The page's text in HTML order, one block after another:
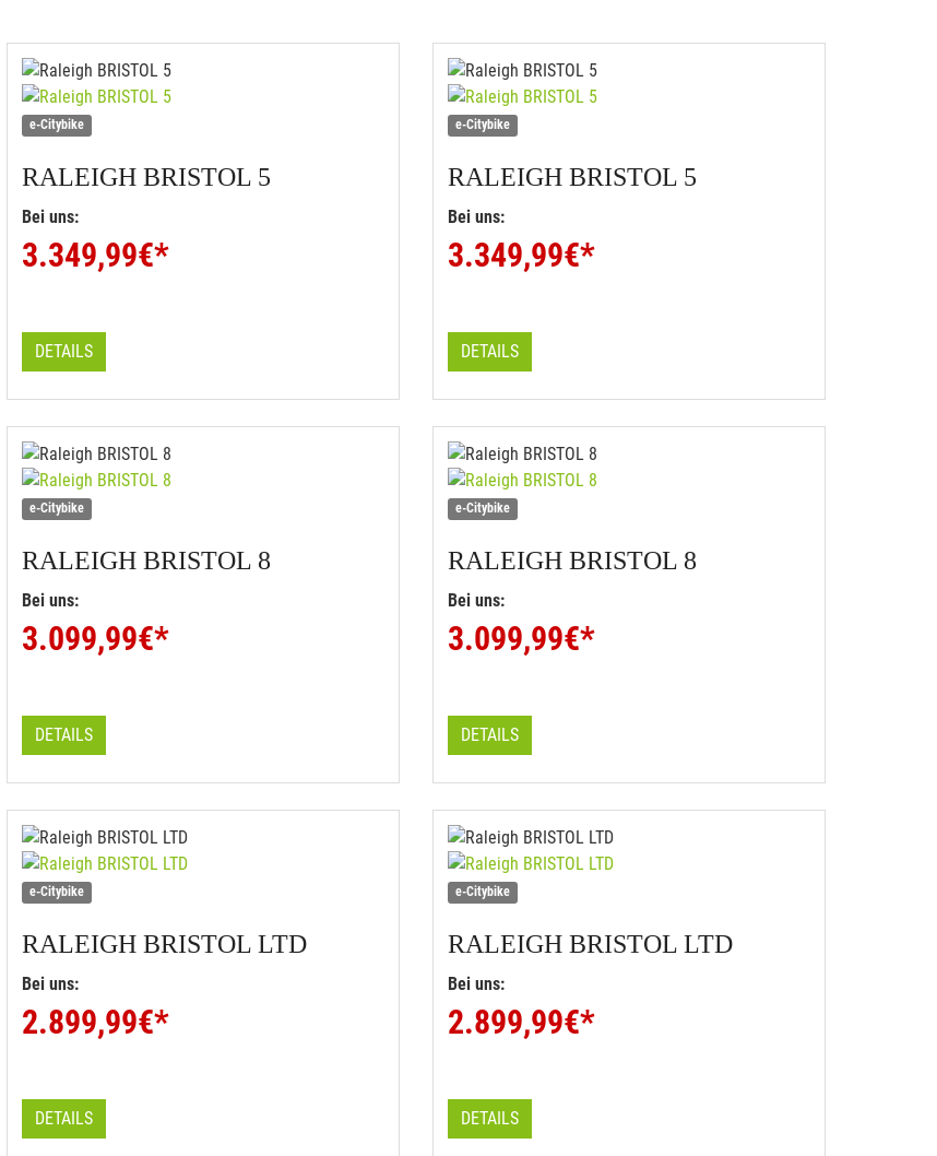
e-Citybike
RALEIGH BRISTOL 5
Bei uns:
3.349,99€*
DETAILS
e-Citybike
RALEIGH BRISTOL 5
Bei uns:
3.349,99€*
DETAILS
e-Citybike
RALEIGH BRISTOL 8
Bei uns:
3.099,99€*
DETAILS
e-Citybike
RALEIGH BRISTOL 8
Bei uns:
3.099,99€*
DETAILS
e-Citybike
RALEIGH BRISTOL LTD
Bei uns:
2.899,99€*
DETAILS
e-Citybike
RALEIGH BRISTOL LTD
Bei uns:
2.899,99€*
DETAILS